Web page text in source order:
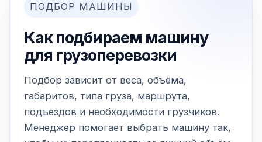
ПОДБОР МАШИНЫ
Как подбираем машину
для грузоперевозки
Подбор зависит от веса, объёма,
габаритов, типа груза, маршрута,
подъездов и необходимости грузчиков.
Менеджер помогает выбрать машину так,